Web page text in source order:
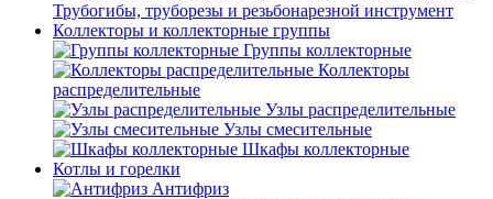
Трубогибы, труборезы и резьбонарезной инструмент
Коллекторы и коллекторные группы
Группы коллекторные
Коллекторы
распределительные
Узлы распределительные
Узлы смесительные
Шкафы коллекторные
Котлы и горелки
Антифриз